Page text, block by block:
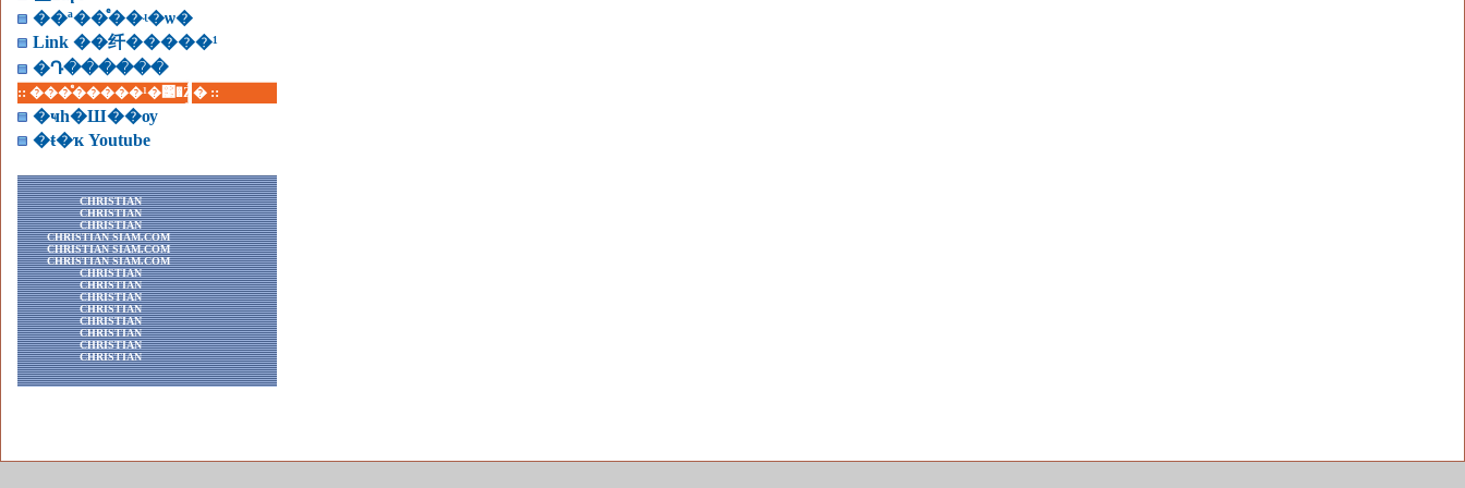
��ª��ͤ��ʵ�ѡ�
Link ��纤�����¹
�Դ������
:: ���ͤ�����¹�͹�Ź� ::
�ҹһ�Ш��ѹ
�ŧ�ҡ Youtube
CHRISTIAN
CHRISTIAN
CHRISTIAN
CHRISTIAN SIAM.COM
CHRISTIAN SIAM.COM
CHRISTIAN SIAM.COM
CHRISTIAN
CHRISTIAN
CHRISTIAN
CHRISTIAN
CHRISTIAN
CHRISTIAN
CHRISTIAN
CHRISTIAN